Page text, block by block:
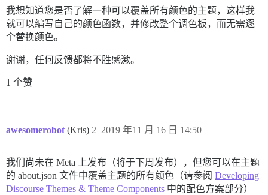
我想知道您是否了解一种可以覆盖所有颜色的主题，这样我
就可以编写自己的颜色函数，并修改整个调色板，而无需逐
个替换颜色。
谢谢，任何反馈都将不胜感激。
1 个赞
awesomerobot (Kris) 2019 年11 月 16 日 14:50
2
我们尚未在 Meta 上发布（将于下周发布），但您可以在主题
的 about.json 文件中覆盖主题的所有颜色（请参阅 Developing
Discourse Themes & Theme Components 中的配色方案部分）